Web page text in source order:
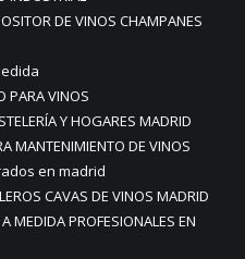
DE VINOS CHAMPANES
PARA VINOS
Y HOGARES MADRID
MANTENIMIENTO DE VINOS
en madrid
CAVAS DE VINOS MADRID
MEDIDA PROFESIONALES EN